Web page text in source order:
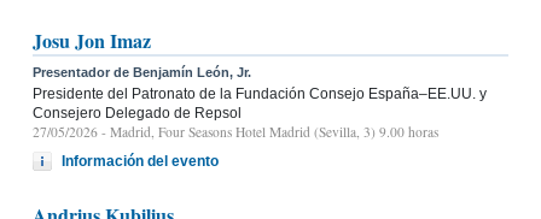
Josu Jon Imaz
Presentador de Benjamín León, Jr.
Presidente del Patronato de la Fundación Consejo España–EE.UU. y
Consejero Delegado de Repsol
27/05/2026 - Madrid, Four Seasons Hotel Madrid (Sevilla, 3) 9.00 horas
Información del evento